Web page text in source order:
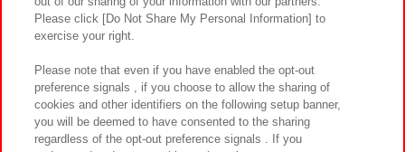
プライバシーポリシー ウェブアクセシビリティ方針と検証結果
お取引先さまとともに
カスタマーハラスメント対応方針 よくあるご質問・お問い合わせ
Please click [Do Not Share My Personal Information] to
exercise your right.
Please note that even if you have enabled the opt-out
preference signals , if you choose to allow the sharing of
cookies and other identifiers on the following setup banner,
you will be deemed to have consented to the sharing
regardless of the opt-out preference signals . If you